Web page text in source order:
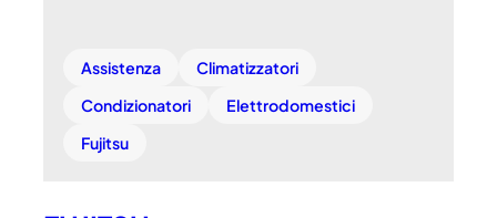
Assistenza
Climatizzatori
Condizionatori
Elettrodomestici
Fujitsu